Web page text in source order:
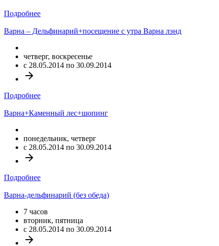
Подробнее
Варна – Дельфинарий+посещение с утра Варна лэнд
четверг, воскресенье
c 28.05.2014 по 30.09.2014
arrow_forward
Подробнее
Варна+Каменный лес+шопинг
понедельник, четверг
c 28.05.2014 по 30.09.2014
arrow_forward
Подробнее
Варна-дельфинарий (без обеда)
7 часов
вторник, пятница
c 28.05.2014 по 30.09.2014
arrow_forward